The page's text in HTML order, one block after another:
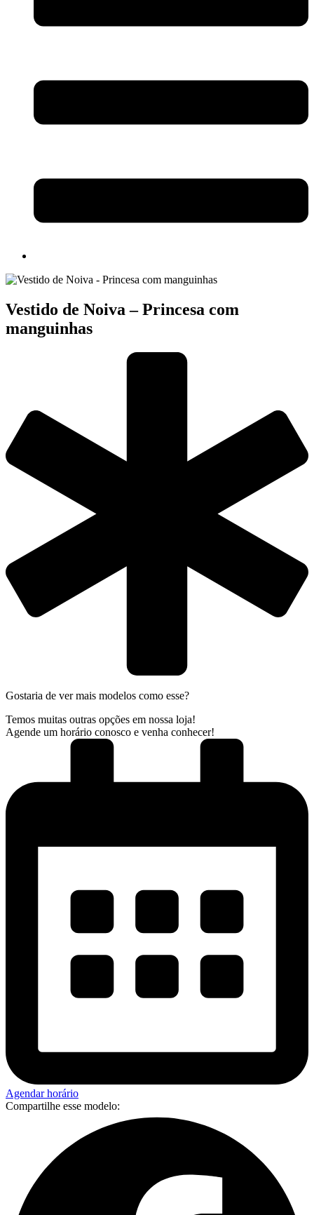
Vestido de Noiva – Princesa com
manguinhas
Gostaria de ver mais modelos como esse?
Temos muitas outras opções em nossa loja!
Agende um horário conosco e venha conhecer!
Agendar horário
Compartilhe esse modelo: